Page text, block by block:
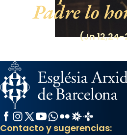
Padre lo
(Jn
Facebook
Instagram
X / Twitter
YouTube
WhatsApp
FlickrRadio Estel
Catalunya
Contacto y sugerencias: